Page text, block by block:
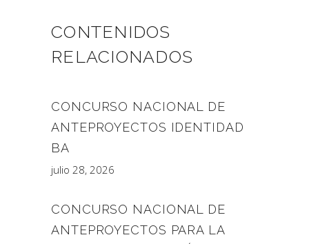
CONTENIDOS
RELACIONADOS
CONCURSO NACIONAL DE
ANTEPROYECTOS IDENTIDAD
BA
julio 28, 2026
CONCURSO NACIONAL DE
ANTEPROYECTOS PARA LA